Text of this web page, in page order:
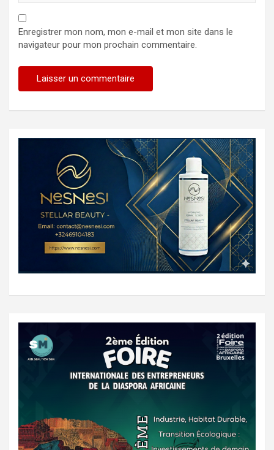
Enregistrer mon nom, mon e-mail et mon site dans le
navigateur pour mon prochain commentaire.